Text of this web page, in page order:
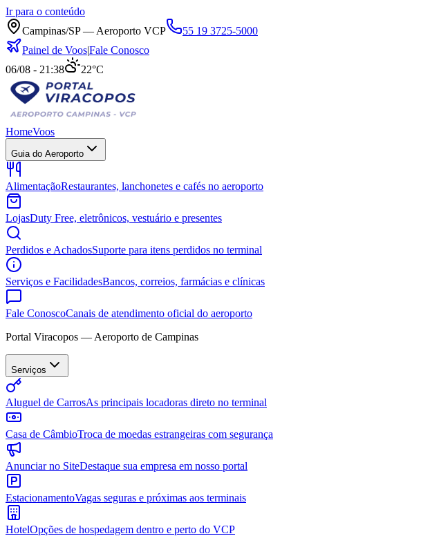
Ir para o conteúdo
Campinas/SP — Aeroporto VCP
55 19 3725-5000
Painel de Voos|Fale Conosco
06/08 - 21:38
22°C
HomeVoos
Guia do Aeroporto
AlimentaçãoRestaurantes, lanchonetes e cafés no aeroporto
LojasDuty Free, eletrônicos, vestuário e presentes
Perdidos e AchadosSuporte para itens perdidos no terminal
Serviços e FacilidadesBancos, correios, farmácias e clínicas
Fale ConoscoCanais de atendimento oficial do aeroporto
Portal Viracopos — Aeroporto de Campinas
Serviços
Aluguel de CarrosAs principais locadoras direto no terminal
Casa de CâmbioTroca de moedas estrangeiras com segurança
Anunciar no SiteDestaque sua empresa em nosso portal
EstacionamentoVagas seguras e próximas aos terminais
HotelOpções de hospedagem dentro e perto do VCP